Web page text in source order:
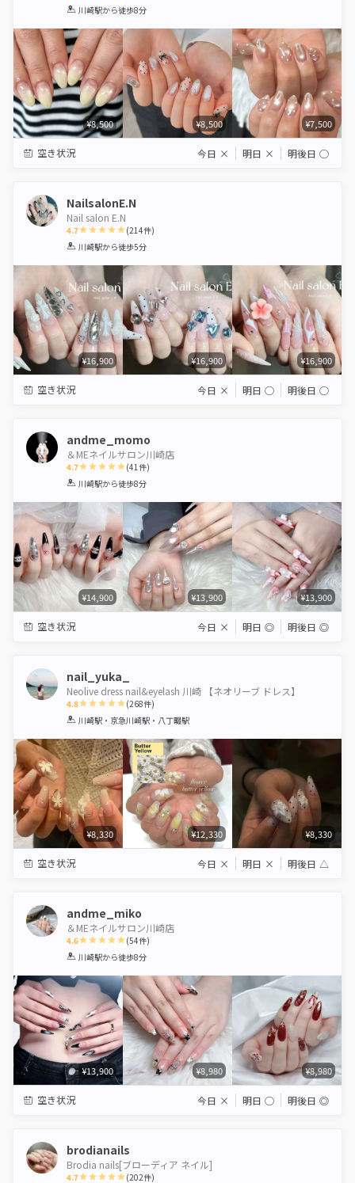
1 2 3 4 5
川崎駅から徒歩8分
¥8,500 ¥8,500 ¥7,500
空き状況 今日 × 明日 × 明後日 ◯
NailsalonE.N
Nail salon E.N
4.7
1 2 3 4 5
(214件)
川崎駅から徒歩5分
¥16,900 ¥16,900 ¥16,900
空き状況 今日 × 明日 ◯ 明後日 ◯
andme_momo
＆MEネイルサロン川崎店
4.7
1 2 3 4 5
(41件)
川崎駅から徒歩8分
¥14,900 ¥13,900 ¥13,900
空き状況 今日 × 明日 ◎ 明後日 ◎
nail_yuka_
Neolive dress nail&eyelash 川崎 【ネオリーブ ドレス】
4.8
1 2 3 4 5
(268件)
川崎駅・京急川崎駅・八丁畷駅
¥8,330 ¥12,330 ¥8,330
空き状況 今日 × 明日 × 明後日 △
andme_miko
＆MEネイルサロン川崎店
4.6
1 2 3 4 5
(54件)
川崎駅から徒歩8分
¥13,900 ¥8,980 ¥8,980
空き状況 今日 × 明日 ◯ 明後日 ◎
brodianails
Brodia nails[ブローディア ネイル]
4.7 (202件)